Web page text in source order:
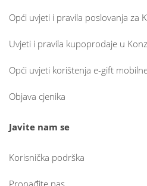
Opći uvjeti i pravila poslovanja za
Uvjeti i pravila kupoprodaje u
Opći uvjeti korištenja e-gift
Objava cjenika
Javite nam se
Korisnička podrška